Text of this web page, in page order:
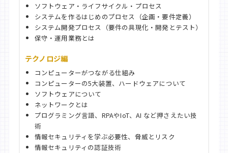
ソフトウェア・ライフサイクル・プロセス
システムを作るはじめのプロセス（企画・要件定義）
システム開発プロセス（要件の具現化・開発とテスト）
保守・運用業務とは
テクノロジ編
コンピューターがつながる仕組み
コンピューターの5大装置、ハードウェアについて
ソフトウェアについて
ネットワークとは
プログラミング言語、RPAやIoT、AI など押さえたい技
術
情報セキュリティを学ぶ必要性、脅威とリスク
情報セキュリティの認証技術